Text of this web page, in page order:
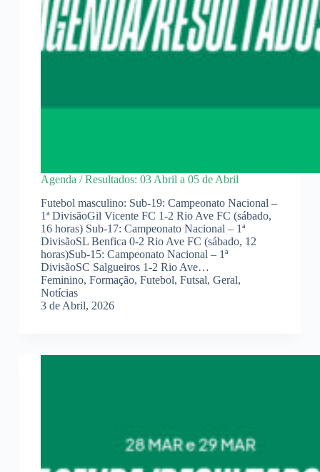
Agenda / Resultados: 03 Abril a 05 de Abril
Futebol masculino: Sub-19: Campeonato Nacional –
1ª DivisãoGil Vicente FC 1-2 Rio Ave FC (sábado,
16 horas) Sub-17: Campeonato Nacional – 1ª
DivisãoSL Benfica 0-2 Rio Ave FC (sábado, 12
horas)Sub-15: Campeonato Nacional – 1ª
DivisãoSC Salgueiros 1-2 Rio Ave…
Feminino, Formação, Futebol, Futsal, Geral,
Notícias
3 de Abril, 2026